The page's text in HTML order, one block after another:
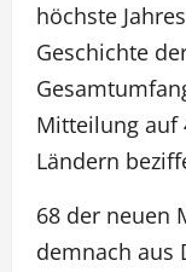
höchste
Geschichte
Mitteilung auf
Ländern
68 der neuen
demnach aus